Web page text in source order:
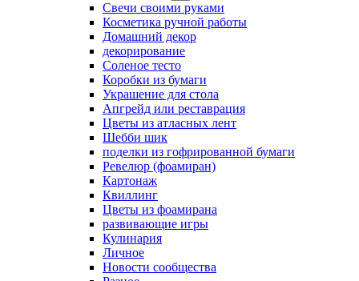
Свечи своими руками
Косметика ручной работы
Домашний декор
декорирование
Соленое тесто
Коробки из бумаги
Украшение для стола
Апгрейд или реставрация
Цветы из атласных лент
Шебби шик
поделки из гофрированной бумаги
Ревелюр (фоамиран)
Картонаж
Квиллинг
Цветы из фоамирана
развивающие игры
Кулинария
Личное
Новости сообщества